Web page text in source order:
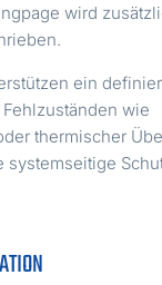
wird
ein
wie
thermischer
systemseitige